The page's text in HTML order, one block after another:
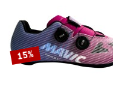
15%